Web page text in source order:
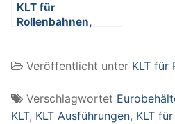
KLT für
Rollenbahnen,
210 mm, grün
Veröffentlicht unter KLT für
Verschlagwortet
KLT, KLT Ausführungen, KLT